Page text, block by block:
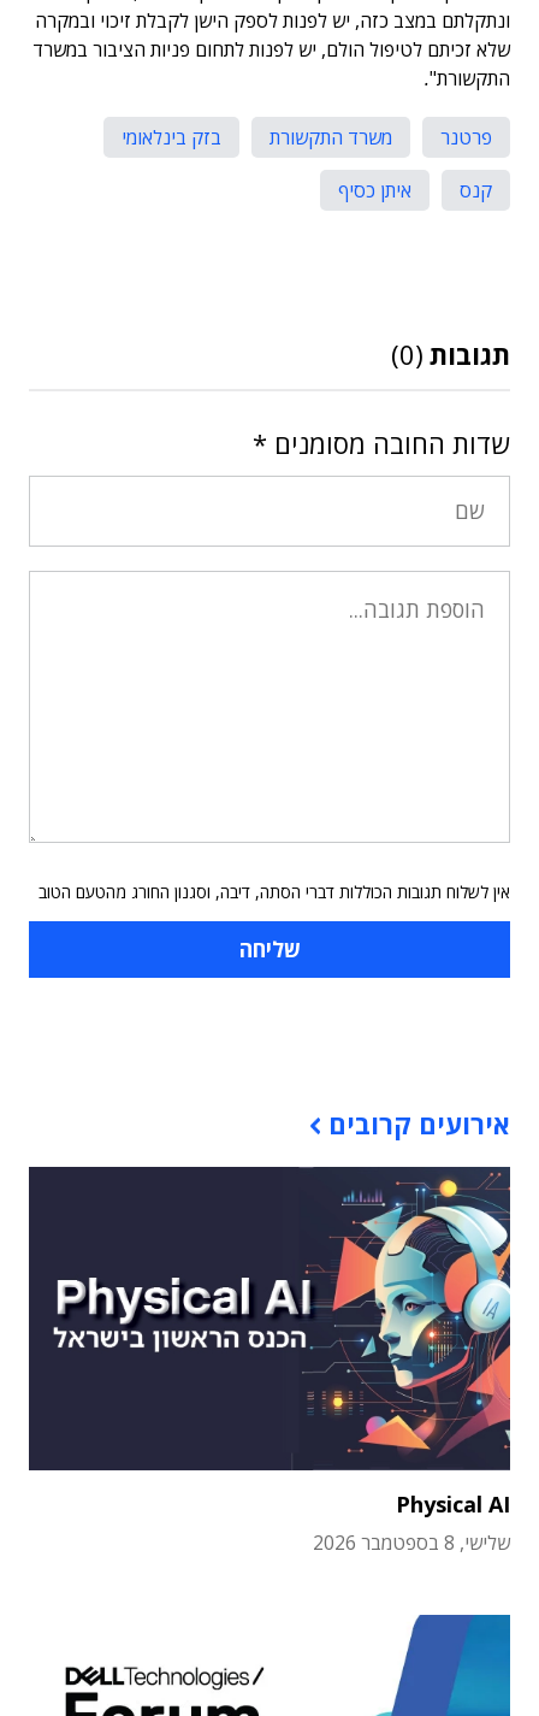
ונתקלתם במצב כזה, יש לפנות לספק הישן לקבלת זיכוי ובמקרה
שלא זכיתם לטיפול הולם, יש לפנות לתחום פניות הציבור במשרד
התקשורת".
פרטנר משרד התקשורת
בזק בינלאומי
קנס
איתן כסיף
תגובות (0)
שדות החובה מסומנים *
אין לשלוח תגובות הכוללות דברי הסתה, דיבה, וסגנון החורג מהטעם הטוב
אירועים קרובים
Physical AI
שלישי, 8 בספטמבר 2026